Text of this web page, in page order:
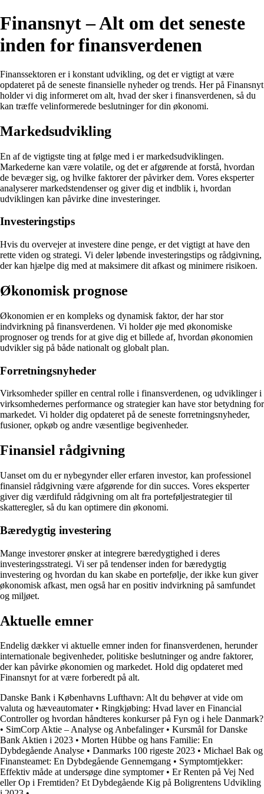
Finansnyt – Alt om det seneste
inden for finansverdenen
Finanssektoren er i konstant udvikling, og det er vigtigt at være
opdateret på de seneste finansielle nyheder og trends. Her på Finansnyt
holder vi dig informeret om alt, hvad der sker i finansverdenen, så du
kan træffe velinformerede beslutninger for din økonomi.
Markedsudvikling
En af de vigtigste ting at følge med i er markedsudviklingen.
Markederne kan være volatile, og det er afgørende at forstå, hvordan
de bevæger sig, og hvilke faktorer der påvirker dem. Vores eksperter
analyserer markedstendenser og giver dig et indblik i, hvordan
udviklingen kan påvirke dine investeringer.
Investeringstips
Hvis du overvejer at investere dine penge, er det vigtigt at have den
rette viden og strategi. Vi deler løbende investeringstips og rådgivning,
der kan hjælpe dig med at maksimere dit afkast og minimere risikoen.
Økonomisk prognose
Økonomien er en kompleks og dynamisk faktor, der har stor
indvirkning på finansverdenen. Vi holder øje med økonomiske
prognoser og trends for at give dig et billede af, hvordan økonomien
udvikler sig på både nationalt og globalt plan.
Forretningsnyheder
Virksomheder spiller en central rolle i finansverdenen, og udviklinger i
virksomhedernes performance og strategier kan have stor betydning for
markedet. Vi holder dig opdateret på de seneste forretningsnyheder,
fusioner, opkøb og andre væsentlige begivenheder.
Finansiel rådgivning
Uanset om du er nybegynder eller erfaren investor, kan professionel
finansiel rådgivning være afgørende for din succes. Vores eksperter
giver dig værdifuld rådgivning om alt fra porteføljestrategier til
skatteregler, så du kan optimere din økonomi.
Bæredygtig investering
Mange investorer ønsker at integrere bæredygtighed i deres
investeringsstrategi. Vi ser på tendenser inden for bæredygtig
investering og hvordan du kan skabe en portefølje, der ikke kun giver
økonomisk afkast, men også har en positiv indvirkning på samfundet
og miljøet.
Aktuelle emner
Endelig dækker vi aktuelle emner inden for finansverdenen, herunder
internationale begivenheder, politiske beslutninger og andre faktorer,
der kan påvirke økonomien og markedet. Hold dig opdateret med
Finansnyt for at være forberedt på alt.
Danske Bank i Københavns Lufthavn: Alt du behøver at vide om
valuta og hæveautomater• Ringkjøbing: Hvad laver en Financial
Controller og hvordan håndteres konkurser på Fyn og i hele Danmark?
• SimCorp Aktie – Analyse og Anbefalinger• Kursmål for Danske
Bank Aktien i 2023 • Morten Hübbe og hans Familie: En
Dybdegående Analyse • Danmarks 100 rigeste 2023 • Michael Bak og
Finansteamet: En Dybdegående Gennemgang • Symptomtjekker:
Effektiv måde at undersøge dine symptomer• Er Renten på Vej Ned
eller Op i Fremtiden? Et Dybdegående Kig på Boligrentens Udvikling